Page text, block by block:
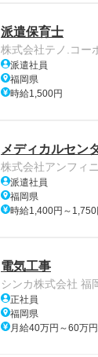
派遣保育士
株式会社テノ.コー
派遣社員
福岡県
時給1,500円
メディカルセン
株式会社アンフィ
派遣社員
福岡県
時給1,400円～1,750
電気工事
シンカ株式会社 福
正社員
福岡県
月給40万円～60万円